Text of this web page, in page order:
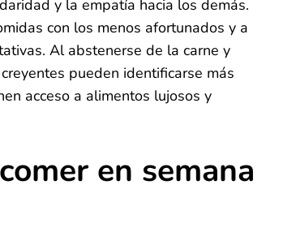
y la empatía hacia los demás.
con los menos afortunados y a
Al abstenerse de la carne y
pueden identificarse más
acceso a alimentos lujosos y
en semana